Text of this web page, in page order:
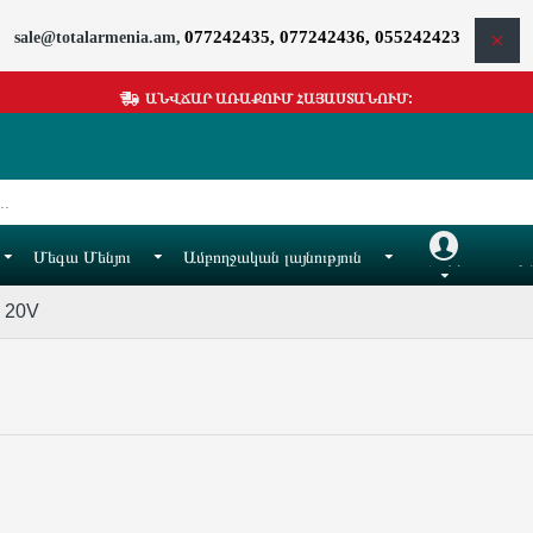
sale@totalarmenia.am, 077242435, 077242436, 055242423
ԱՆՎՃԱՐ ԱՌԱՔՈՒՄ ՀԱՅԱՍՏԱՆՈՒՄ:
Մեգա Մենյու Ամբողջական լայնություն
Հաշիվ